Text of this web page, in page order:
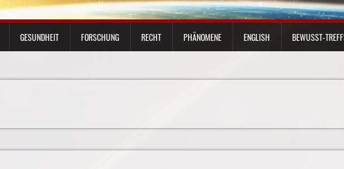
GESUNDHEIT FORSCHUNG RECHT PHÄNOMENE ENGLISH BEWUSST-TREFFS